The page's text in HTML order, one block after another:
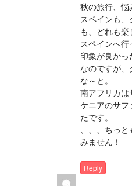
秋の旅行、悩
スペインも
も、どれも楽
スペインへ行
印象が良か
なのですが
な～と。
南アフリカは
ケニアのサフ
たです。
、、、ちっ
みません！
Reply